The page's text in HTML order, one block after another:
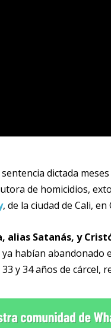
dictada
de homicidios,
, de la ciudad de Cali, en
alias Satanás, y
habían abandonado
y 34 años de cárcel,